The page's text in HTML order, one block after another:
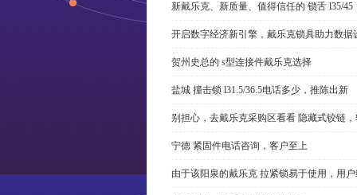
新戴乐克、新质量、值得信任的 锁舌 l35/45
开启数字经济新引擎，戴乐克锁具助力数据
贺州史总的 s型连接件戴乐克选择
盐城 撞击锁 l31.5/36.5电话多少，推陈出新
别担心，去戴乐克采购区看看 隐藏式铰链
宁德 紧固件电话咨询，客户至上
由于该阳泉的戴乐克 拉紧锁易于使用，用